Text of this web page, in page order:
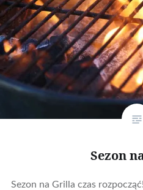
Sezon
Sezon na Grilla czas